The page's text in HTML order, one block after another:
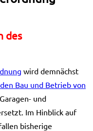
des
wird demnächst
Bau und Betrieb von
und
Im Hinblick auf
bisherige